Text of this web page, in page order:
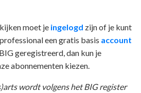
moet je ingelogd zijn of je kunt
een gratis basis account
BIG geregistreerd, dan kun je
abonnementen kiezen.
wordt volgens het BIG register